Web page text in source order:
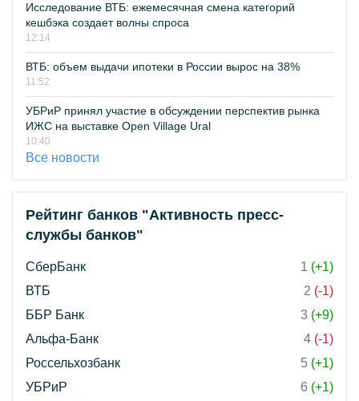
Исследование ВТБ: ежемесячная смена категорий
кешбэка создает волны спроса
12:14
ВТБ: объем выдачи ипотеки в России вырос на 38%
11:52
УБРиР принял участие в обсуждении перспектив рынка
ИЖС на выставке Open Village Ural
10:40
Все новости
Рейтинг банков "Активность пресс-
службы банков"
СберБанк 1 (+1)
ВТБ
2 (-1)
ББР Банк
3 (+9)
Альфа-Банк
4 (-1)
Россельхозбанк
5 (+1)
УБРиР
6 (+1)